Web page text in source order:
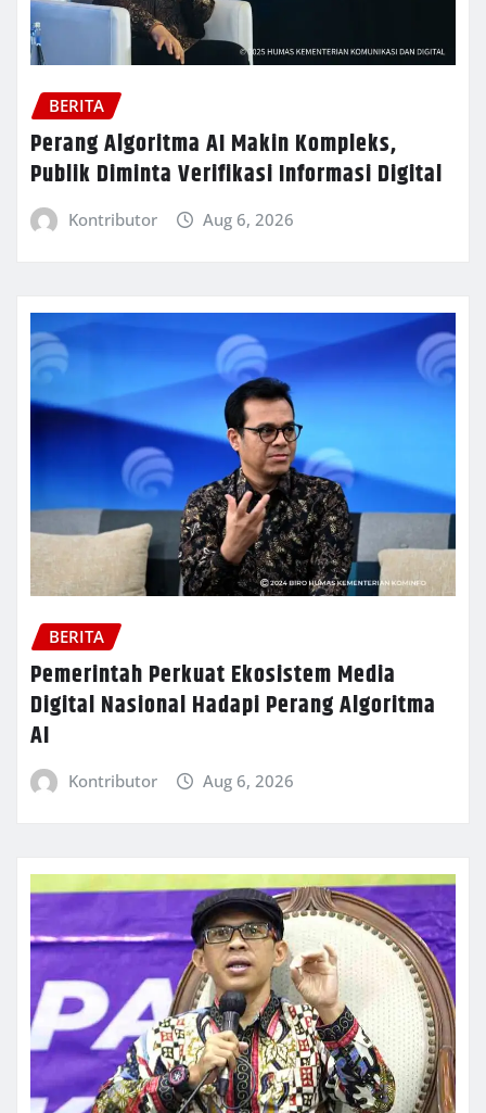
BERITA
Perang Algoritma AI Makin Kompleks,
Publik Diminta Verifikasi Informasi Digital
Kontributor Aug 6, 2026
BERITA
Pemerintah Perkuat Ekosistem Media
Digital Nasional Hadapi Perang Algoritma
AI
Kontributor Aug 6, 2026